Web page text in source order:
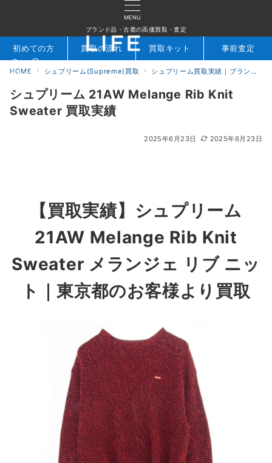
MENU
ブランド品・古着の高価買取・査定
検索 お問合せ
初めての方 買取の流れ 買取キット 事前査定
HOME シュプリーム(Supreme)買取 シュプリーム買取実績｜ブランド専門店LIFE
シュプリーム 21AW Melange Rib Knit
Sweater 買取実績
2025年6月23日 2025年6月23日
【買取実績】 シュプリーム
21AW Melange Rib Knit
Sweater メランジェ リブ ニッ
ト
｜東京都のお客様より買取